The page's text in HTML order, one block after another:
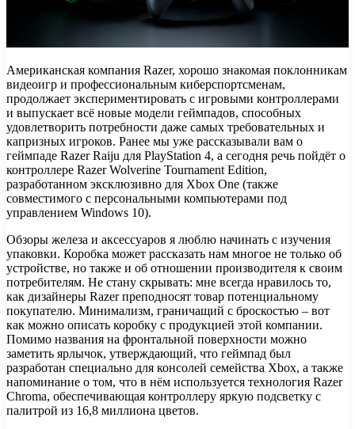
Американская компания Razer, хорошо знакомая поклонникам
видеоигр и профессиональным киберспортсменам,
продолжает экспериментировать с игровыми контроллерами
и выпускает всё новые модели геймпадов, способных
удовлетворить потребности даже самых требовательных и
капризных игроков. Ранее мы уже рассказывали вам о
геймпаде Razer Raiju для PlayStation 4, а сегодня речь пойдёт о
контроллере Razer Wolverine Tournament Edition,
разработанном эксклюзивно для Xbox One (также
совместимого с персональными компьютерами под
управлением Windows 10).
Обзоры железа и аксессуаров я люблю начинать с изучения
упаковки. Коробка может рассказать нам многое не только об
устройстве, но также и об отношении производителя к своим
потребителям. Не стану скрывать: мне всегда нравилось то,
как дизайнеры Razer преподносят товар потенциальному
покупателю. Минимализм, граничащий с броскостью – вот
как можно описать коробку с продукцией этой компании.
Помимо названия на фронтальной поверхности можно
заметить ярлычок, утверждающий, что геймпад был
разработан специально для консолей семейства Xbox, а также
напоминание о том, что в нём используется технология Razer
Chroma, обеспечивающая контроллеру яркую подсветку с
палитрой из 16,8 миллиона цветов.